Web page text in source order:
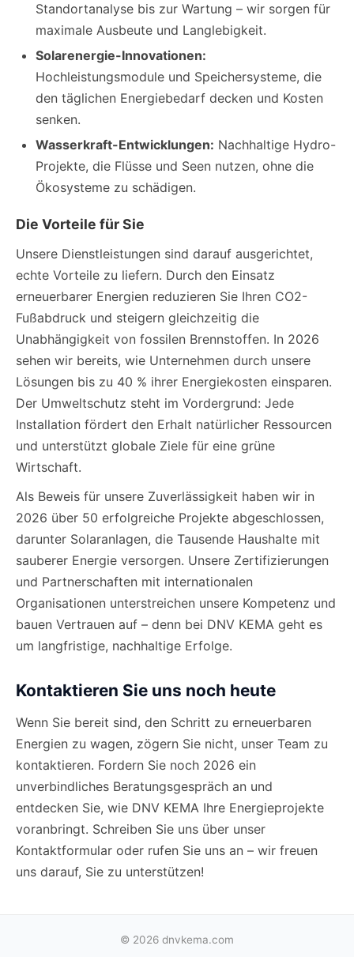
Standortanalyse bis zur Wartung – wir sorgen für
maximale Ausbeute und Langlebigkeit.
Solarenergie-Innovationen:
Hochleistungsmodule und Speichersysteme, die
den täglichen Energiebedarf decken und Kosten
senken.
Wasserkraft-Entwicklungen: Nachhaltige Hydro-
Projekte, die Flüsse und Seen nutzen, ohne die
Ökosysteme zu schädigen.
Die Vorteile für Sie
Unsere Dienstleistungen sind darauf ausgerichtet,
echte Vorteile zu liefern. Durch den Einsatz
erneuerbarer Energien reduzieren Sie Ihren CO2-
Fußabdruck und steigern gleichzeitig die
Unabhängigkeit von fossilen Brennstoffen. In 2026
sehen wir bereits, wie Unternehmen durch unsere
Lösungen bis zu 40 % ihrer Energiekosten einsparen.
Der Umweltschutz steht im Vordergrund: Jede
Installation fördert den Erhalt natürlicher Ressourcen
und unterstützt globale Ziele für eine grüne
Wirtschaft.
Als Beweis für unsere Zuverlässigkeit haben wir in
2026 über 50 erfolgreiche Projekte abgeschlossen,
darunter Solaranlagen, die Tausende Haushalte mit
sauberer Energie versorgen. Unsere Zertifizierungen
und Partnerschaften mit internationalen
Organisationen unterstreichen unsere Kompetenz und
bauen Vertrauen auf – denn bei DNV KEMA geht es
um langfristige, nachhaltige Erfolge.
Kontaktieren Sie uns noch heute
Wenn Sie bereit sind, den Schritt zu erneuerbaren
Energien zu wagen, zögern Sie nicht, unser Team zu
kontaktieren. Fordern Sie noch 2026 ein
unverbindliches Beratungsgespräch an und
entdecken Sie, wie DNV KEMA Ihre Energieprojekte
voranbringt. Schreiben Sie uns über unser
Kontaktformular oder rufen Sie uns an – wir freuen
uns darauf, Sie zu unterstützen!
© 2026 dnvkema.com